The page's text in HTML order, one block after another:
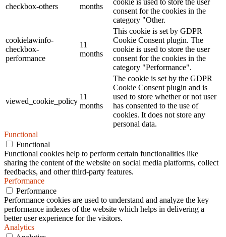
checkbox-others
months
consent for the cookies in the
category "Other.
cookielawinfo-
checkbox-
performance
11
months
This cookie is set by GDPR
Cookie Consent plugin. The
cookie is used to store the user
consent for the cookies in the
category "Performance".
viewed_cookie_policy
11
months
The cookie is set by the GDPR
Cookie Consent plugin and is
used to store whether or not user
has consented to the use of
cookies. It does not store any
personal data.
Functional
Functional
Functional cookies help to perform certain functionalities like
sharing the content of the website on social media platforms, collect
feedbacks, and other third-party features.
Performance
Performance
Performance cookies are used to understand and analyze the key
performance indexes of the website which helps in delivering a
better user experience for the visitors.
Analytics